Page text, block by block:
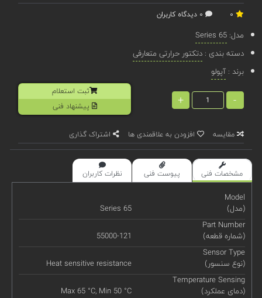
مدل:Series 65
دسته بندی :دتکتور حرارتی متعارفی
برند :آپولو
-
+
ثبت استعلام
پیشنهاد فنی
مقایسه افزودن به علاقمندی ها اشتراک گذاری
مشخصات فنی پیوست فنی نظرات کاربران
Model
(مدل)
Series 65
Part Number
(شماره قطعه)
55000-121
Sensor Type
(نوع سنسور)
Heat sensitive resistance
Temperature Sensing
(دمای عملکرد)
Max 65 °C, Min 50 °C